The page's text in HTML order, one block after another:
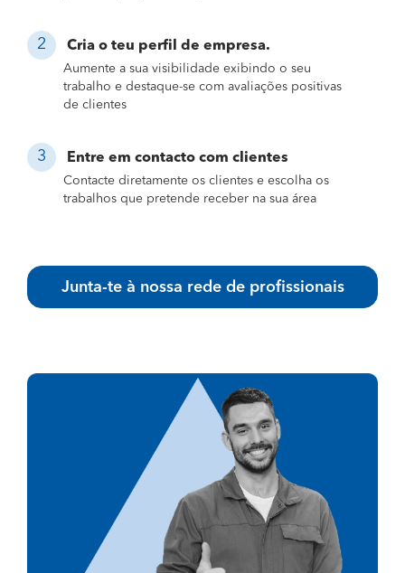
Cria o teu perfil de empresa.
Aumente a sua visibilidade exibindo o seu
trabalho e destaque-se com avaliações positivas
de clientes
Entre em contacto com clientes
Contacte diretamente os clientes e escolha os
trabalhos que pretende receber na sua área
Junta-te à nossa rede de profissionais